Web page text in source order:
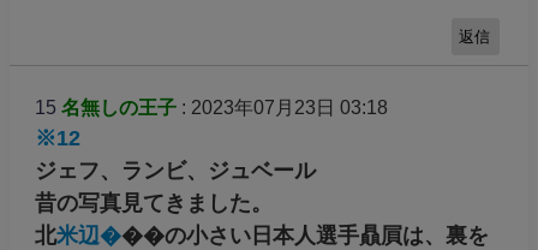
返信
15 名無しの王子: 2023年07月23日 03:18
※12
ジェフ、ランビ、ジュベール
昔の写真見てきました。
北米辺���の小さい日本人選手贔屓は、裏を